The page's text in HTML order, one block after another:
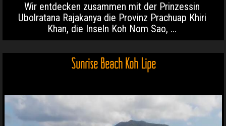
Wir entdecken zusammen mit der Prinzessin
Ubolratana Rajakanya die Provinz Prachuap Khiri
Khan, die Inseln Koh Nom Sao, ...
Sunrise Beach Koh Lipe